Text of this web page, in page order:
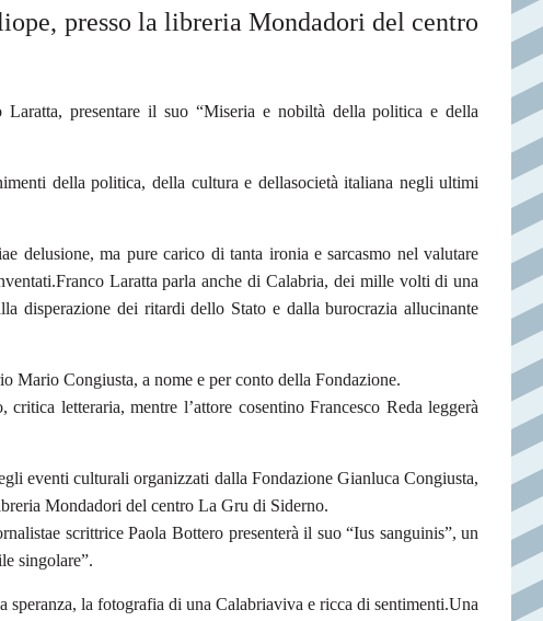
presso la libreria Mondadori del centro
Laratta, presentare il suo “Miseria e nobiltà della politica e della
della politica, della cultura e dellasocietà italiana negli ultimi
e delusione, ma pure carico di tanta ironia e sarcasmo nel valutare
Franco Laratta parla anche di Calabria, dei mille volti di una
disperazione dei ritardi dello Stato e dalla burocraziaallucinante
Mario Congiusta, a nome e per conto della Fondazione.
letteraria, mentre l’attore cosentino Francesco Reda leggerà
eventi culturali organizzati dalla Fondazione Gianluca Congiusta,
Mondadori del centro La Gru di Siderno.
e scrittrice Paola Bottero presenterà il suo “Ius sanguinis”, un
singolare”.
la fotografia di una Calabriaviva e ricca di sentimenti.Una